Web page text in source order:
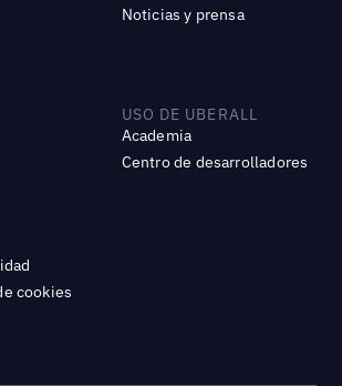
Noticias y prensa
USO DE UBERALL
Academia
Centro de desarrolladores
cookies